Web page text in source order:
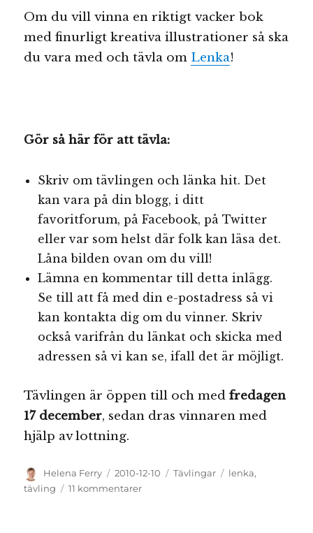
Om du vill vinna en riktigt vacker bok
med finurligt kreativa illustrationer så ska
du vara med och tävla om Lenka!
Gör så här för att tävla:
Skriv om tävlingen och länka hit. Det
kan vara på din blogg, i ditt
favoritforum, på Facebook, på Twitter
eller var som helst där folk kan läsa det.
Låna bilden ovan om du vill!
Lämna en kommentar till detta inlägg.
Se till att få med din e-postadress så vi
kan kontakta dig om du vinner. Skriv
också varifrån du länkat och skicka med
adressen så vi kan se, ifall det är möjligt.
Tävlingen är öppen till och medfredagen
17 december, sedan dras vinnaren med
hjälp av lottning.
Författare
Helena Ferry
Publicerat
den
2010-12-10 Kategorier
Tävlingar Etiketter
lenka,
tävling
11 kommentarertill